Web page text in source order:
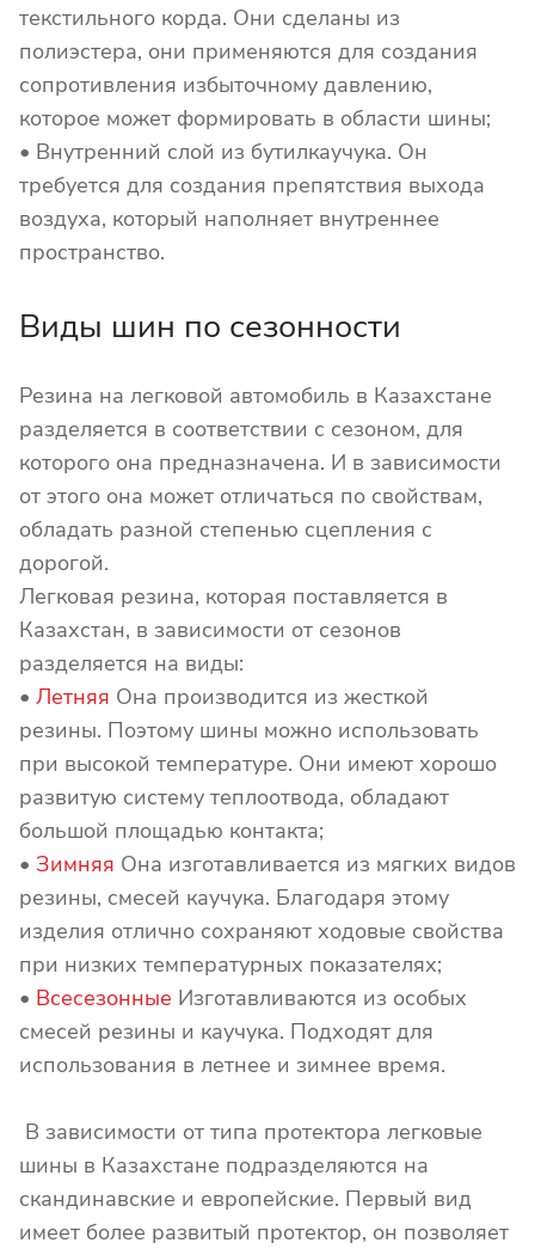
текстильного корда. Они сделаны из
полиэстера, они применяются для создания
сопротивления избыточному давлению,
которое может формировать в области шины;
• Внутренний слой из бутилкаучука. Он
требуется для создания препятствия выхода
воздуха, который наполняет внутреннее
пространство.
Виды шин по сезонности
Резина на легковой автомобиль в Казахстане
разделяется в соответствии с сезоном, для
которого она предназначена. И в зависимости
от этого она может отличаться по свойствам,
обладать разной степенью сцепления с
дорогой.
Легковая резина, которая поставляется в
Казахстан, в зависимости от сезонов
разделяется на виды:
• Летняя Она производится из жесткой
резины. Поэтому шины можно использовать
при высокой температуре. Они имеют хорошо
развитую систему теплоотвода, обладают
большой площадью контакта;
• Зимняя Она изготавливается из мягких видов
резины, смесей каучука. Благодаря этому
изделия отлично сохраняют ходовые свойства
при низких температурных показателях;
• Всесезонные Изготавливаются из особых
смесей резины и каучука. Подходят для
использования в летнее и зимнее время.
В зависимости от типа протектора легковые
шины в Казахстане подразделяются на
скандинавские и европейские. Первый вид
имеет более развитый протектор, он позволяет